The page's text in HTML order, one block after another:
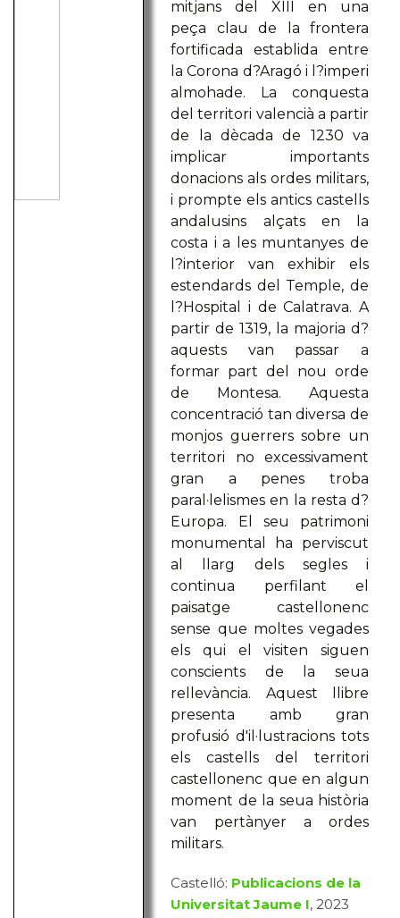
mitjans del XIII en una
peça clau de la frontera
fortificada establida entre
la Corona d?Aragó i l?imperi
almohade. La conquesta
del territori valencià a partir
de la dècada de 1230 va
implicar importants
donacions als ordes militars,
i prompte els antics castells
andalusins alçats en la
costa i a les muntanyes de
l?interior van exhibir els
estendards del Temple, de
l?Hospital i de Calatrava. A
partir de 1319, la majoria d?
aquests van passar a
formar part del nou orde
de Montesa. Aquesta
concentració tan diversa de
monjos guerrers sobre un
territori no excessivament
gran a penes troba
paral·lelismes en la resta d?
Europa. El seu patrimoni
monumental ha perviscut
al llarg dels segles i
continua perfilant el
paisatge castellonenc
sense que moltes vegades
els qui el visiten siguen
conscients de la seua
rellevància. Aquest llibre
presenta amb gran
profusió d'il·lustracions tots
els castells del territori
castellonenc que en algun
moment de la seua història
van pertànyer a ordes
militars.
Castelló: Publicacions de la
Universitat Jaume I, 2023